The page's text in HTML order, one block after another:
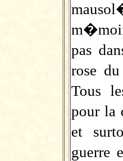
pas
rose
Tous
pour la
et
guerre